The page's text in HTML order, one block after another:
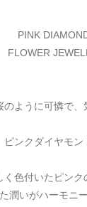
PINK
FLOWER
のように可憐で、
ピンクダイヤモン
く色付いたピンク
潤いがハーモニ